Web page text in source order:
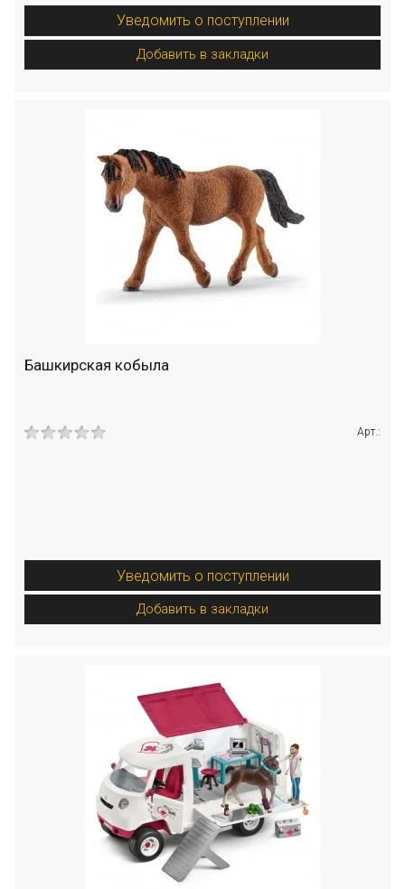
Уведомить о поступлении
Добавить в закладки
Башкирская кобыла
Арт.:
Уведомить о поступлении
Добавить в закладки